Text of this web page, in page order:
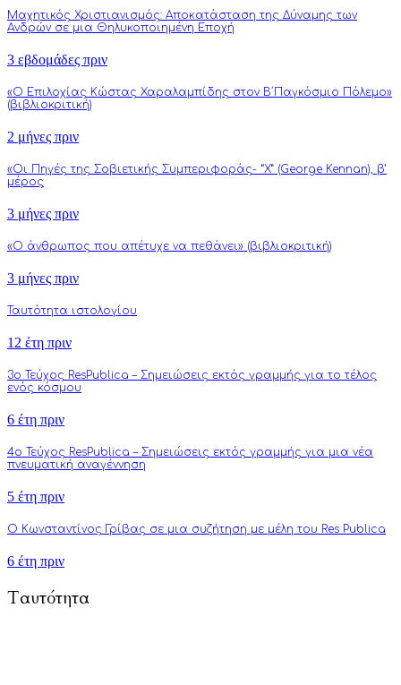
Μαχητικός Χριστιανισμός: Αποκατάσταση της Δύναμης των
Ανδρών σε μια Θηλυκοποιημένη Εποχή
3 εβδομάδες πριν
«Ο Επιλοχίας Κώστας Χαραλαμπίδης στον Β΄Παγκόσμιο Πόλεμο»
(βιβλιοκριτική)
2 μήνες πριν
«Οι Πηγές της Σοβιετικής Συμπεριφοράς- “Χ” (George Kennan), β’
μέρος
3 μήνες πριν
«Ο άνθρωπος που απέτυχε να πεθάνει» (βιβλιοκριτική)
3 μήνες πριν
Ταυτότητα ιστολογίου
12 έτη πριν
3o Τεύχος ResPublica – Σημειώσεις εκτός γραμμής για το τέλος
ενός κόσμου
6 έτη πριν
4o Τεύχος ResPublica – Σημειώσεις εκτός γραμμής για μια νέα
πνευματική αναγέννηση
5 έτη πριν
Ο Κωνσταντίνος Γρίβας σε μια συζήτηση με μέλη του Res Publica
6 έτη πριν
Ταυτότητα